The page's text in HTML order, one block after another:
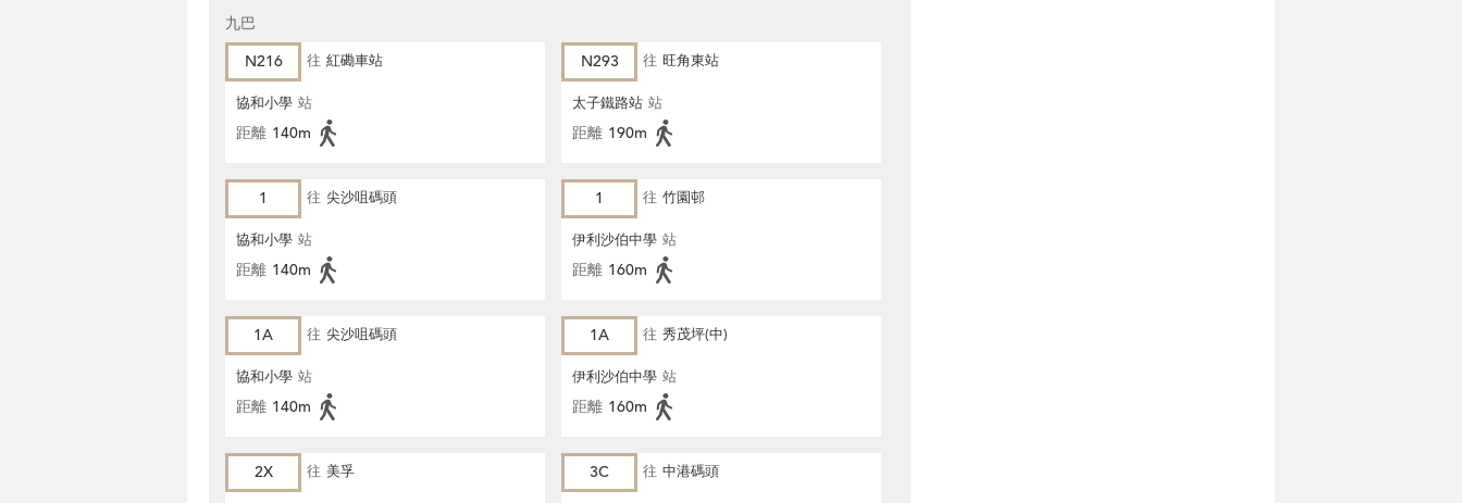
九巴
N216
往 紅磡車站
協和小學 站
距離 140m
N293 往 旺角東站
太子鐵路站 站
距離 190m
1 往 尖沙咀碼頭
協和小學 站
距離 140m
1 往 竹園邨
伊利沙伯中學 站
距離 160m
1A 往 尖沙咀碼頭
協和小學 站
距離 140m
1A 往 秀茂坪(中)
伊利沙伯中學 站
距離 160m
2X 往 美孚 3C 往 中港碼頭